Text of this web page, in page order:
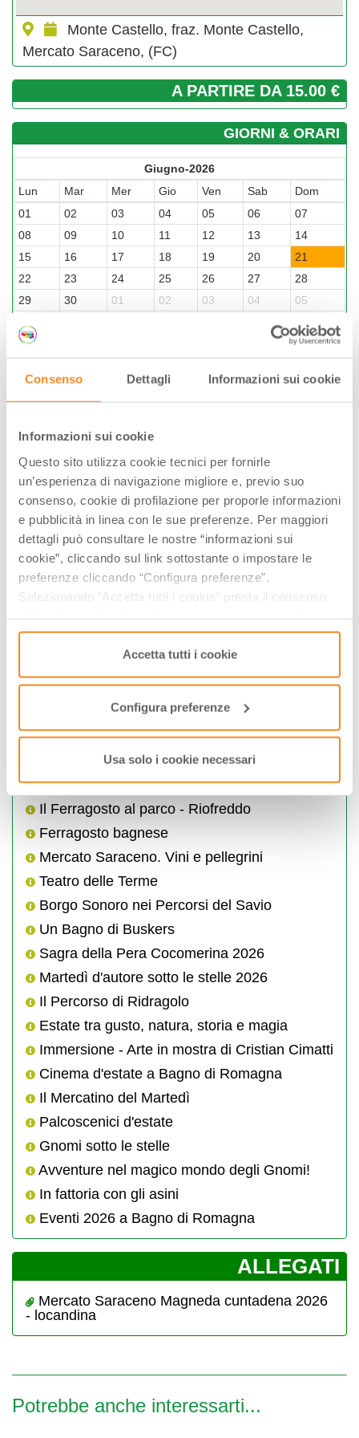
Consenso Dettagli Informazioni sui cookie
Informazioni sui cookie
Questo sito utilizza cookie tecnici per fornirle
un’esperienza di navigazione migliore e, previo suo
consenso, cookie di profilazione per proporle informazioni
e pubblicità in linea con le sue preferenze. Per maggiori
dettagli può consultare le nostre “informazioni sui
cookie”, cliccando sul link sottostante o impostare le
preferenze cliccando “Configura preferenze”.
Selezionando “Accetta tutti i cookie” presta il consenso
consenso cliccando su “Usa solo i cookie necessari” e
saranno attivati i soli cookie tecnici necessari al corretto
funzionamento del sito.
Accetta tutti i cookie
Configura preferenze
Usa solo i cookie necessari
Monte Castello, fraz. Monte Castello,
Mercato Saraceno, (FC)
A PARTIRE DA 15.00 €
GIORNI & ORARI
Giugno-2026
Lun
Mar Mer Gio Ven Sab
Dom
01
02 03 04 05 06
07
08
09 10 11 12 13
14
15
16 17 18 19 20
21
22
23 24 25 26 27
28
29
30 01 02 03 04
05
12
Visualizza gli orari nei giorni evidenziati cliccandovi sopra
­INFO & BIGLIETTI
piazza Giuseppe Mazzini, 50, 47025, Mercato
Saraceno, (FC)
info@ipercorsidelsavio.it
I Percorsi del Savio propone anche
Balamondo con Mirko Casadei e Popular Folk
Orchestra
Palio dei Somari - Alfero
Sagra del Tortello
Capitano
Passeggiata G' Astronomica di Acquapartita
Stincobirrata a Montecoronaro
Il Ferragosto al parco - Riofreddo
Ferragosto bagnese
Mercato Saraceno. Vini e pellegrini
Teatro delle Terme
Borgo Sonoro nei Percorsi del Savio
Un Bagno di Buskers
Sagra della Pera Cocomerina 2026
Martedì d'autore sotto le stelle 2026
Il Percorso di Ridragolo
Estate tra gusto, natura, storia e magia
Immersione - Arte in mostra di Cristian Cimatti
Cinema d'estate a Bagno di Romagna
Il Mercatino del Martedì
Palcoscenici d'estate
Gnomi sotto le stelle
Avventure nel magico mondo degli Gnomi!
In fattoria con gli asini
Eventi 2026 a Bagno di Romagna
­ALLEGATI
Mercato Saraceno Magneda cuntadena 2026
- locandina
Potrebbe anche interessarti...